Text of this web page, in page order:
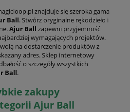
znajduje się szeroka gama
Ball. Stwórz oryginalne rękodzieło i
Ajur Ball zapewni przyjemność
wymagających projektów.
na dostarczenie produktów z
adres. Sklep internetowy
o szczegóły wszystkich
Ball.
zakupy
Ajur Ball